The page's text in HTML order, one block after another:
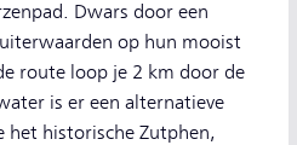
Dwars door een
op hun mooist
route loop je 2 km door de
is er een alternatieve
het historische Zutphen,